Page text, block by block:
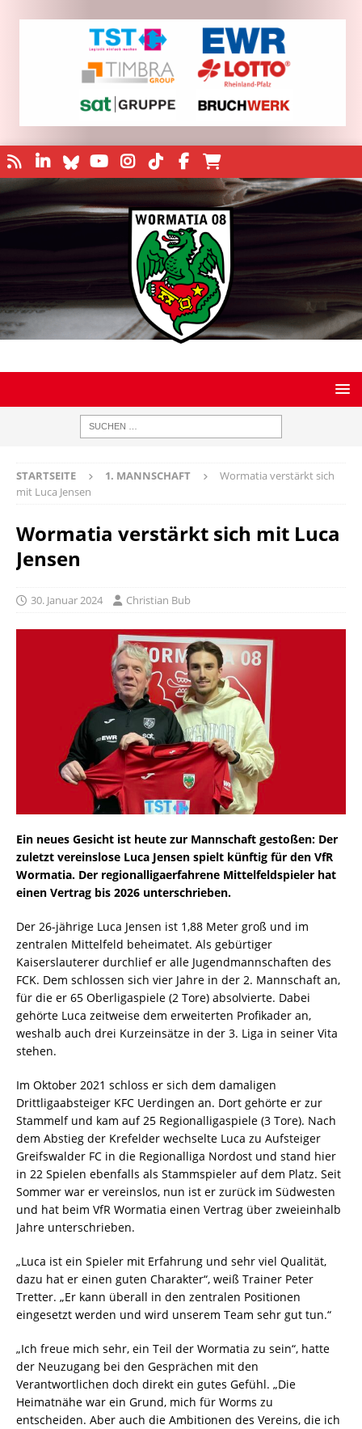
STARTSEITE 1. MANNSCHAFT
Wormatia verstärkt sich
mit Luca Jensen
Wormatia verstärkt sich mit Luca
Jensen
30. Januar 2024 Christian Bub
Ein neues Gesicht ist heute zur Mannschaft gestoßen: Der
zuletzt vereinslose Luca Jensen spielt künftig für den VfR
Wormatia. Der regionalligaerfahrene Mittelfeldspieler hat
einen Vertrag bis 2026 unterschrieben.
Der 26-jährige Luca Jensen ist 1,88 Meter groß und im
zentralen Mittelfeld beheimatet. Als gebürtiger
Kaiserslauterer durchlief er alle Jugendmannschaften des
FCK. Dem schlossen sich vier Jahre in der 2. Mannschaft an,
für die er 65 Oberligaspiele (2 Tore) absolvierte. Dabei
gehörte Luca zeitweise dem erweiterten Profikader an,
weshalb auch drei Kurzeinsätze in der 3. Liga in seiner Vita
stehen.
Im Oktober 2021 schloss er sich dem damaligen
Drittligaabsteiger KFC Uerdingen an. Dort gehörte er zur
Stammelf und kam auf 25 Regionalligaspiele (3 Tore). Nach
dem Abstieg der Krefelder wechselte Luca zu Aufsteiger
Greifswalder FC in die Regionalliga Nordost und stand hier
in 22 Spielen ebenfalls als Stammspieler auf dem Platz. Seit
Sommer war er vereinslos, nun ist er zurück im Südwesten
und hat beim VfR Wormatia einen Vertrag über zweieinhalb
Jahre unterschrieben.
„Luca ist ein Spieler mit Erfahrung und sehr viel Qualität,
dazu hat er einen guten Charakter“, weiß Trainer Peter
Tretter. „Er kann überall in den zentralen Positionen
eingesetzt werden und wird unserem Team sehr gut tun.“
„Ich freue mich sehr, ein Teil der Wormatia zu sein“, hatte
der Neuzugang bei den Gesprächen mit den
Verantwortlichen doch direkt ein gutes Gefühl. „Die
Heimatnähe war ein Grund, mich für Worms zu
entscheiden. Aber auch die Ambitionen des Vereins, die ich